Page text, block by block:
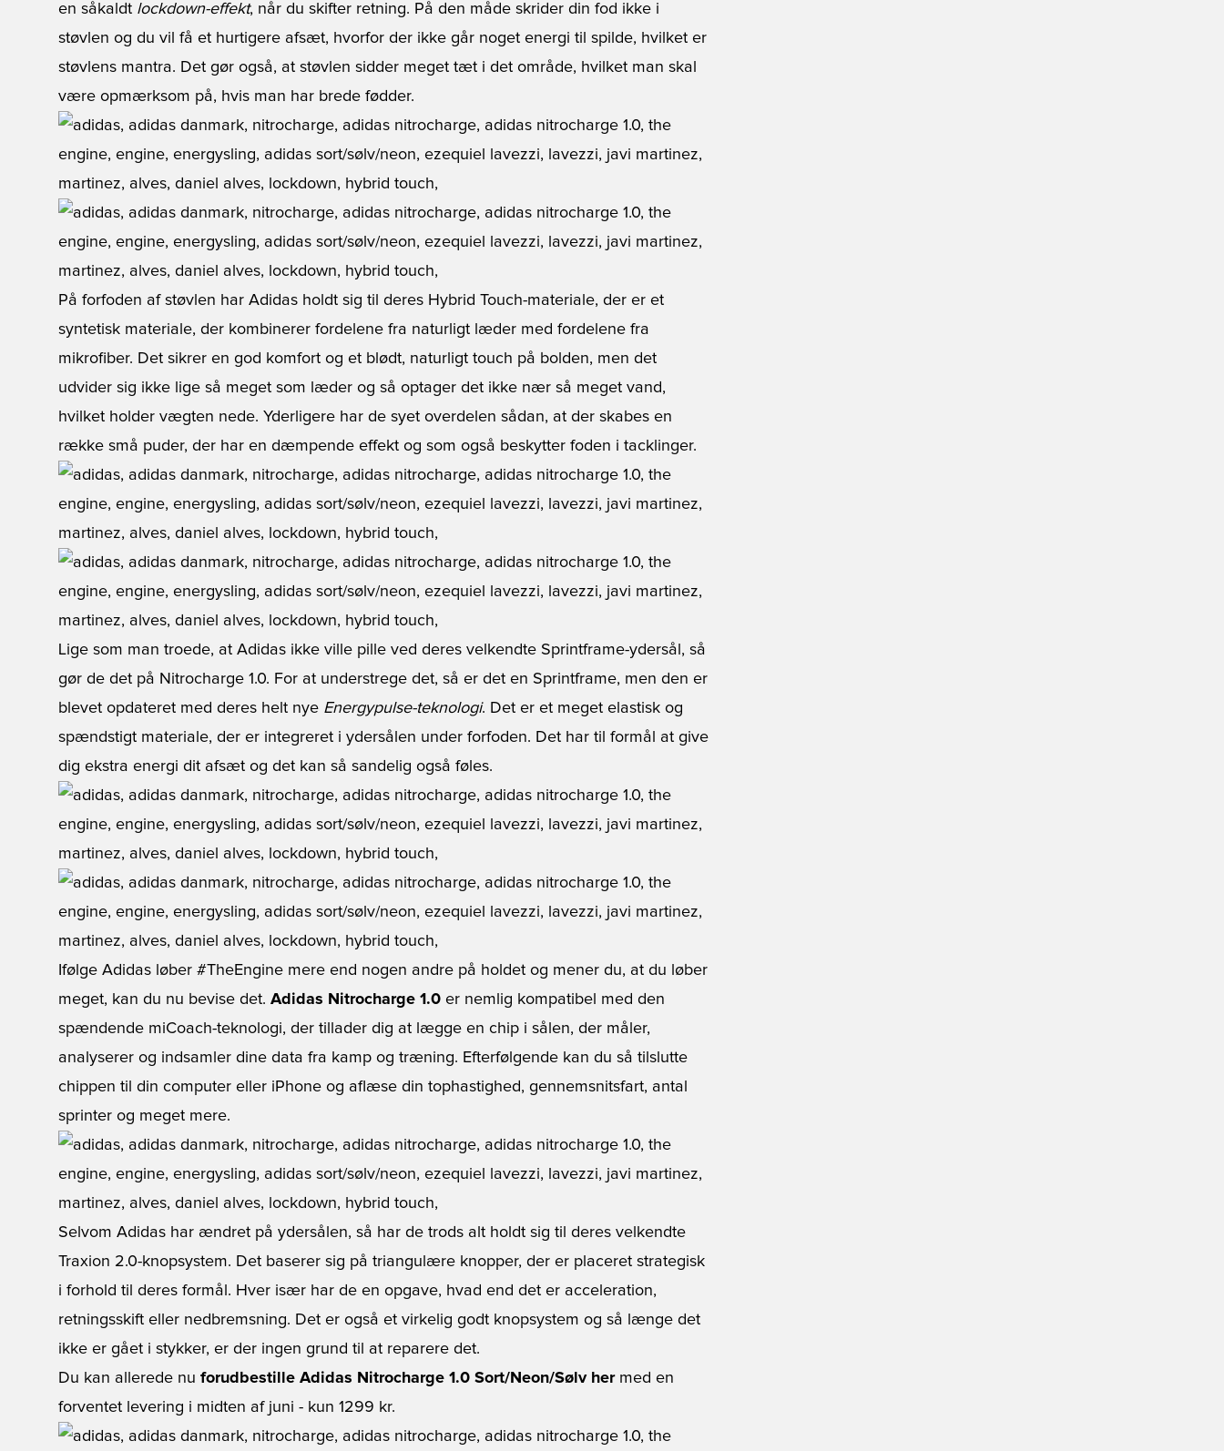
en såkaldt lockdown-effekt, når du skifter retning. På den måde skrider din fod ikke i
støvlen og du vil få et hurtigere afsæt, hvorfor der ikke går noget energi til spilde, hvilket er
støvlens mantra. Det gør også, at støvlen sidder meget tæt i det område, hvilket man skal
være opmærksom på, hvis man har brede fødder.
På forfoden af støvlen har Adidas holdt sig til deres Hybrid Touch-materiale, der er et
syntetisk materiale, der kombinerer fordelene fra naturligt læder med fordelene fra
mikrofiber. Det sikrer en god komfort og et blødt, naturligt touch på bolden, men det
udvider sig ikke lige så meget som læder og så optager det ikke nær så meget vand,
hvilket holder vægten nede. Yderligere har de syet overdelen sådan, at der skabes en
række små puder, der har en dæmpende effekt og som også beskytter foden i tacklinger.
Lige som man troede, at Adidas ikke ville pille ved deres velkendte Sprintframe-ydersål, så
gør de det på Nitrocharge 1.0. For at understrege det, så er det en Sprintframe, men den er
blevet opdateret med deres helt nye Energypulse-teknologi. Det er et meget elastisk og
spændstigt materiale, der er integreret i ydersålen under forfoden. Det har til formål at give
dig ekstra energi dit afsæt og det kan så sandelig også føles.
Ifølge Adidas løber #TheEngine mere end nogen andre på holdet og mener du, at du løber
meget, kan du nu bevise det. Adidas Nitrocharge 1.0 er nemlig kompatibel med den
spændende miCoach-teknologi, der tillader dig at lægge en chip i sålen, der måler,
analyserer og indsamler dine data fra kamp og træning. Efterfølgende kan du så tilslutte
chippen til din computer eller iPhone og aflæse din tophastighed, gennemsnitsfart, antal
sprinter og meget mere.
Selvom Adidas har ændret på ydersålen, så har de trods alt holdt sig til deres velkendte
Traxion 2.0-knopsystem. Det baserer sig på triangulære knopper, der er placeret strategisk
i forhold til deres formål. Hver især har de en opgave, hvad end det er acceleration,
retningsskift eller nedbremsning. Det er også et virkelig godt knopsystem og så længe det
ikke er gået i stykker, er der ingen grund til at reparere det.
Du kan allerede nu forudbestille Adidas Nitrocharge 1.0 Sort/Neon/Sølv hermed en
forventet levering i midten af juni - kun 1299 kr.